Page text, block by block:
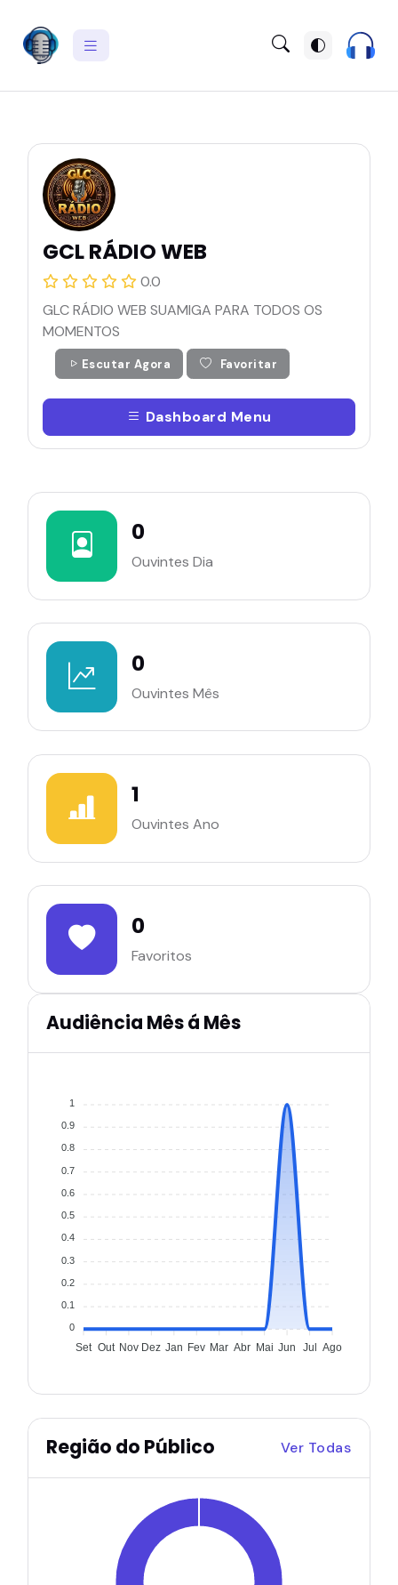
GCL RÁDIO WEB
0.0
GLC RÁDIO WEB SUAMIGA PARA TODOS OS
MOMENTOS
Escutar Agora Favoritar
Dashboard Menu
0
Ouvintes Dia
0
Ouvintes Mês
1
Ouvintes Ano
0
Favoritos
Audiência Mês á Mês
1
0.9
0.8
0.7
0.6
0.5
0.4
0.3
0.2
0.1
0
Set Out Nov Dez Jan Fev Mar Abr Mai Jun Jul Ago
Região do Público Ver Todas